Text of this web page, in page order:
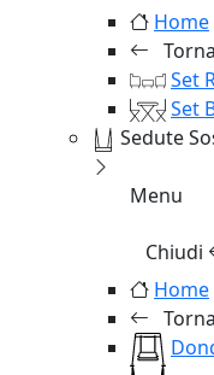
Home
Set
Set
Sedute
Menu
Chiudi
Home